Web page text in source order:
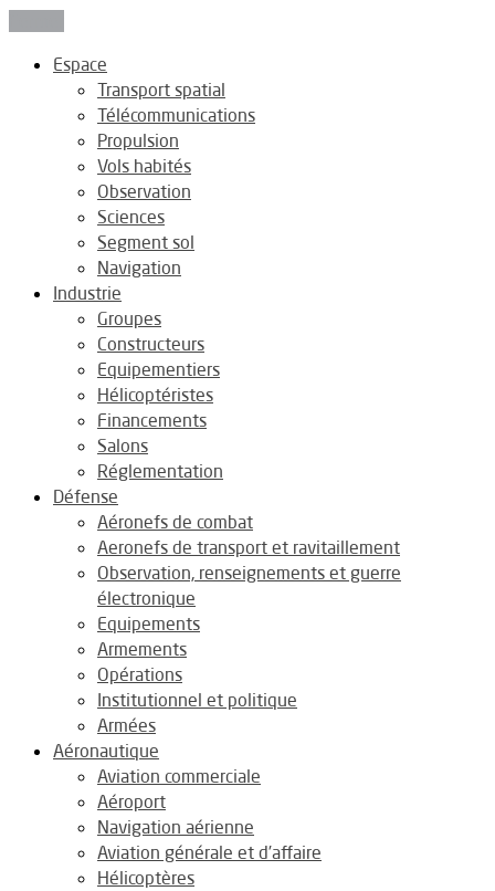
Espace
Transport spatial
Télécommunications
Propulsion
Vols habités
Observation
Sciences
Segment sol
Navigation
Industrie
Groupes
Constructeurs
Equipementiers
Hélicoptéristes
Financements
Salons
Réglementation
Défense
Aéronefs de combat
Aeronefs de transport et ravitaillement
Observation, renseignements et guerre
électronique
Equipements
Armements
Opérations
Institutionnel et politique
Armées
Aéronautique
Aviation commerciale
Aéroport
Navigation aérienne
Aviation générale et d’affaire
Hélicoptères